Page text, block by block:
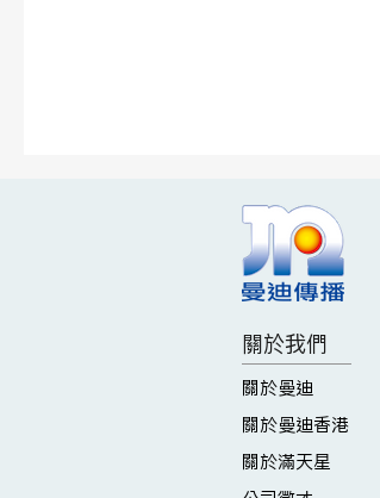
關於我們
關於曼迪
關於曼迪香港
關於滿天星